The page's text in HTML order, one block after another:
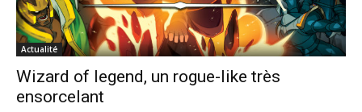
Actualité
Wizard of legend, un rogue-like très
ensorcelant